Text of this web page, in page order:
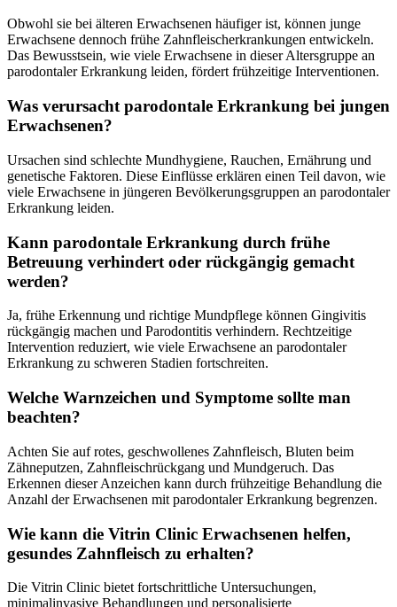
Obwohl sie bei älteren Erwachsenen häufiger ist, können junge
Erwachsene dennoch frühe Zahnfleischerkrankungen entwickeln.
Das Bewusstsein, wie viele Erwachsene in dieser Altersgruppe an
parodontaler Erkrankung leiden, fördert frühzeitige Interventionen.
Was verursacht parodontale Erkrankung bei jungen
Erwachsenen?
Ursachen sind schlechte Mundhygiene, Rauchen, Ernährung und
genetische Faktoren. Diese Einflüsse erklären einen Teil davon, wie
viele Erwachsene in jüngeren Bevölkerungsgruppen an parodontaler
Erkrankung leiden.
Kann parodontale Erkrankung durch frühe
Betreuung verhindert oder rückgängig gemacht
werden?
Ja, frühe Erkennung und richtige Mundpflege können Gingivitis
rückgängig machen und Parodontitis verhindern. Rechtzeitige
Intervention reduziert, wie viele Erwachsene an parodontaler
Erkrankung zu schweren Stadien fortschreiten.
Welche Warnzeichen und Symptome sollte man
beachten?
Achten Sie auf rotes, geschwollenes Zahnfleisch, Bluten beim
Zähneputzen, Zahnfleischrückgang und Mundgeruch. Das
Erkennen dieser Anzeichen kann durch frühzeitige Behandlung die
Anzahl der Erwachsenen mit parodontaler Erkrankung begrenzen.
Wie kann die Vitrin Clinic Erwachsenen helfen,
gesundes Zahnfleisch zu erhalten?
Die Vitrin Clinic bietet fortschrittliche Untersuchungen,
minimalinvasive Behandlungen und personalisierte